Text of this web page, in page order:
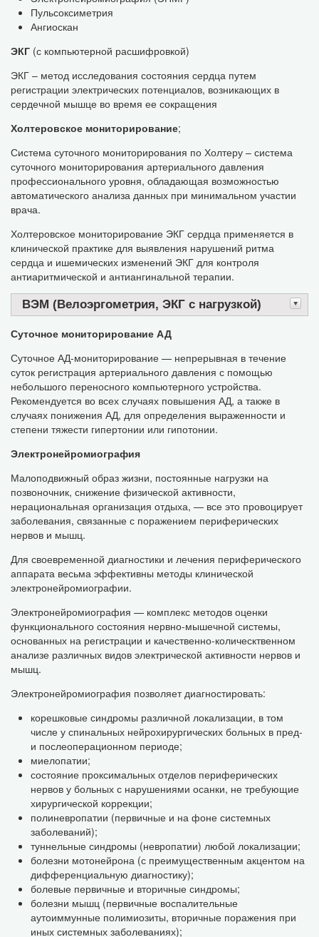
Пульсоксиметрия
Ангиоскан
ЭКГ (с компьютерной расшифровкой)
ЭКГ – метод исследования состояния сердца путем
регистрации электрических потенциалов, возникающих в
сердечной мышце во время ее сокращения
Холтеровское мониторирование;
Система суточного мониторирования по Холтеру – система
суточного мониторирования артериального давления
профессионального уровня, обладающая возможностью
автоматического анализа данных при минимальном участии
врача.
Холтеровское мониторирование ЭКГ сердца применяется в
клинической практике для выявления нарушений ритма
сердца и ишемических изменений ЭКГ для контроля
антиаритмической и антиангинальной терапии.
ВЭМ (Велоэргометрия, ЭКГ с нагрузкой)
Суточное мониторирование АД
Суточное АД-мониторирование — непрерывная в течение
суток регистрация артериального давления с помощью
небольшого переносного компьютерного устройства.
Рекомендуется во всех случаях повышения АД, а также в
случаях понижения АД, для определения выраженности и
степени тяжести гипертонии или гипотонии.
Электронейромиография
Малоподвижный образ жизни, постоянные нагрузки на
позвоночник, снижение физической активности,
нерациональная организация отдыха, — все это провоцирует
заболевания, связанные с поражением периферических
нервов и мышц.
Для своевременной диагностики и лечения периферического
аппарата весьма эффективны методы клинической
электронейромиографии.
Электронейромиография — комплекс методов оценки
функционального состояния нервно-мышечной системы,
основанных на регистрации и качественно-колическтвенном
анализе различных видов электрической активности нервов и
мышц.
Электронейромиография позволяет диагностировать:
корешковые синдромы различной локализации, в том
числе у спинальных нейрохирургических больных в пред-
и послеоперационном периоде;
миелопатии;
состояние проксимальных отделов периферических
нервов у больных с нарушениями осанки, не требующие
хирургической коррекции;
полиневропатии (первичные и на фоне системных
заболеваний);
туннельные синдромы (невропатии) любой локализации;
болезни мотонейрона (с преимущественным акцентом на
дифференциальную диагностику);
болевые первичные и вторичные синдромы;
болезни мышц (первичные воспалительные
аутоиммунные полимиозиты, вторичные поражения при
иных системных заболеваниях);